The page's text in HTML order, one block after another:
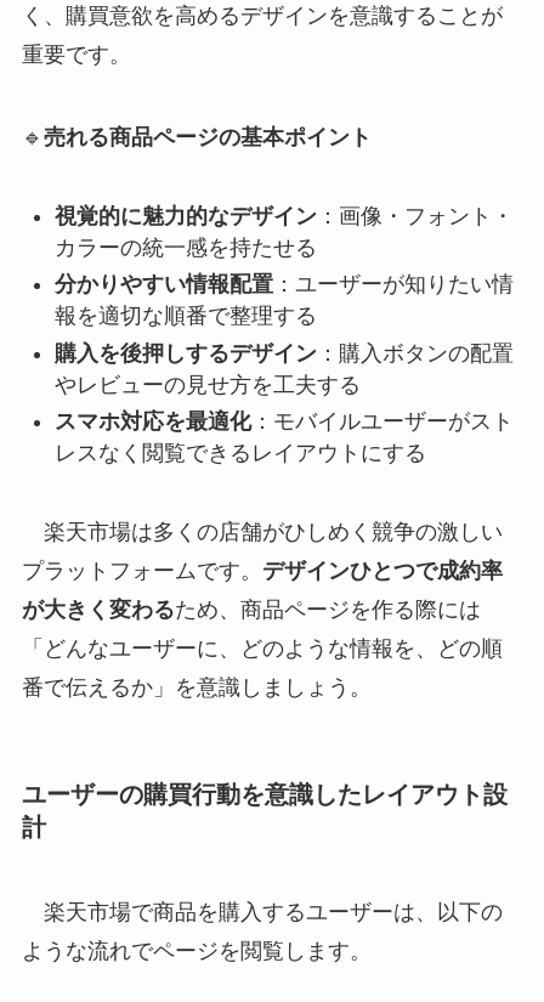
く、購買意欲を高めるデザインを意識することが
重要です。
🔹 売れる商品ページの基本ポイント
視覚的に魅力的なデザイン：画像・フォント・
カラーの統一感を持たせる
分かりやすい情報配置：ユーザーが知りたい情
報を適切な順番で整理する
購入を後押しするデザイン：購入ボタンの配置
やレビューの見せ方を工夫する
スマホ対応を最適化：モバイルユーザーがスト
レスなく閲覧できるレイアウトにする
楽天市場は多くの店舗がひしめく競争の激しい
プラットフォームです。 デザインひとつで成約率
が大きく変わるため、商品ページを作る際には
「どんなユーザーに、どのような情報を、どの順
番で伝えるか」を意識しましょう。
ユーザーの購買行動を意識したレイアウト設
計
楽天市場で商品を購入するユーザーは、以下の
ような流れでページを閲覧します。